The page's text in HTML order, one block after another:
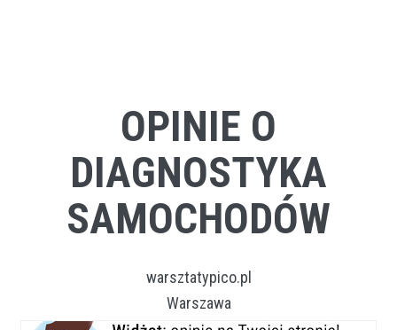
OPINIE O
DIAGNOSTYKA
SAMOCHODÓW
warsztatypico.pl
Warszawa